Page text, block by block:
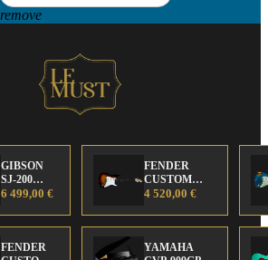
remove
GIBSON
SJ-200
Anniversary
Edition
6 499,00 €
FENDER
CUSTOM
SHOP Strat 63'
4 520,00 €
FENDER
YAMAHA